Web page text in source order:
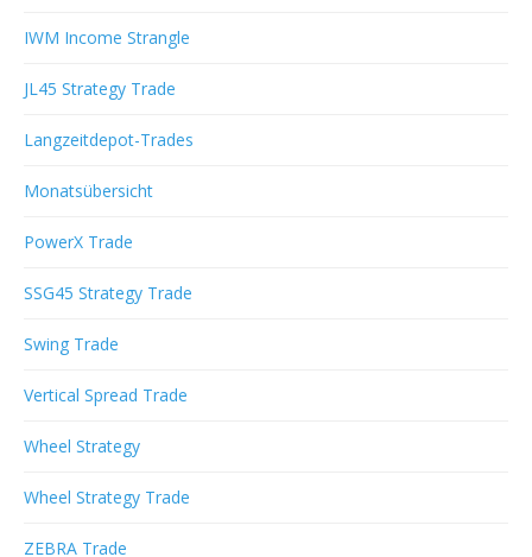
IWM Income Strangle
JL45 Strategy Trade
Langzeitdepot-Trades
Monatsübersicht
PowerX Trade
SSG45 Strategy Trade
Swing Trade
Vertical Spread Trade
Wheel Strategy
Wheel Strategy Trade
ZEBRA Trade